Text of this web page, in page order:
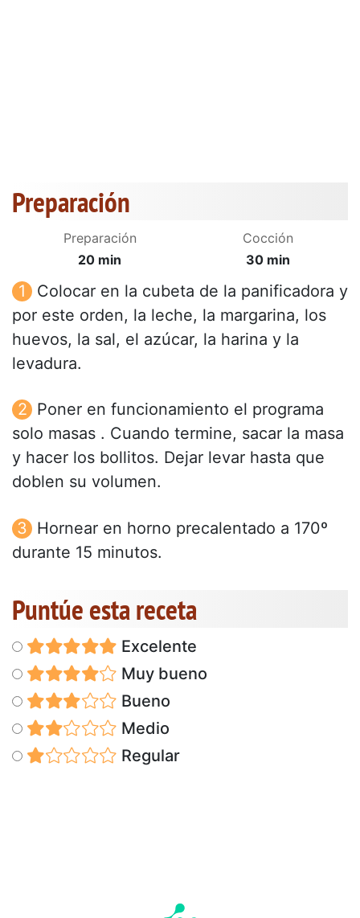
Preparación
Preparación
20 min
Cocción
30 min
Colocar en la cubeta de la panificadora y
por este orden, la leche, la margarina, los
huevos, la sal, el azúcar, la harina y la
levadura.
Poner en funcionamiento el programa
solo masas . Cuando termine, sacar la masa
y hacer los bollitos. Dejar levar hasta que
doblen su volumen.
Hornear en horno precalentado a 170º
durante 15 minutos.
Puntúe esta receta
Excelente
Muy bueno
Bueno
Medio
Regular